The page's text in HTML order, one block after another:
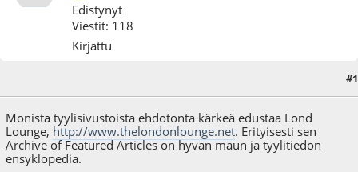
Edistynyt
Viestit: 118
Kirjattu
#1
Monista tyylisivustoista ehdotonta kärkeä edustaa Lond
Lounge, http://www.thelondonlounge.net. Erityisesti sen
Archive of Featured Articles on hyvän maun ja tyylitiedon
ensyklopedia.